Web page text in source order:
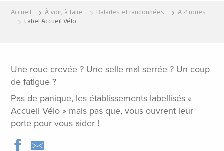
Accueil À voir, à faire Balades et randonnées
A 2 roues
Label Accueil Vélo
Une roue crevée ? Une selle mal serrée ? Un coup
de fatigue ?
Pas de panique, les établissements labellisés «
Accueil Vélo » mais pas que, vous ouvrent leur
porte pour vous aider !